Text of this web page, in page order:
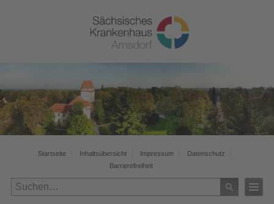
Startseite Inhaltsübersicht Impressum
Datenschutz
Barrierefreiheit